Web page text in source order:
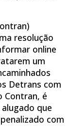
resolução
online
um
Detrans com
Contran, é
que
com